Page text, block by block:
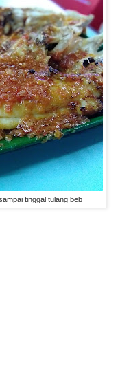
tinggal tulang beb